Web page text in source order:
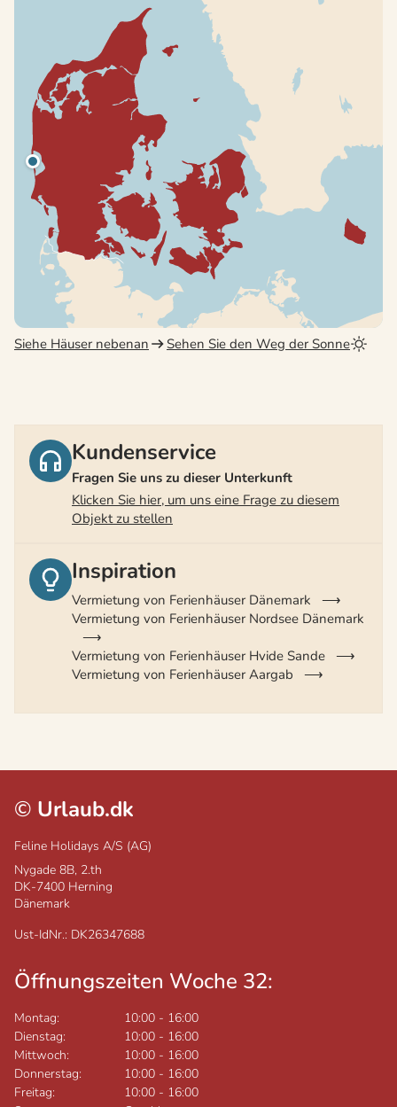
Siehe Häuser nebenan Sehen Sie den Weg der Sonne
Kundenservice
Fragen Sie uns zu dieser Unterkunft
Klicken Sie hier, um uns eine Frage zu diesem
Objekt zu stellen
Inspiration
Vermietung von Ferienhäuser Dänemark
Vermietung von Ferienhäuser Nordsee Dänemark
Vermietung von Ferienhäuser Hvide Sande
Vermietung von Ferienhäuser Aargab
© Urlaub.dk
Feline Holidays A/S (AG)
Nygade 8B, 2.th
DK-7400 Herning
Dänemark
Ust-IdNr.: DK26347688
Öffnungszeiten Woche 32:
Montag: 10:00 - 16:00
Dienstag:
10:00 - 16:00
Mittwoch:
10:00 - 16:00
Donnerstag:
10:00 - 16:00
Freitag:
10:00 - 16:00